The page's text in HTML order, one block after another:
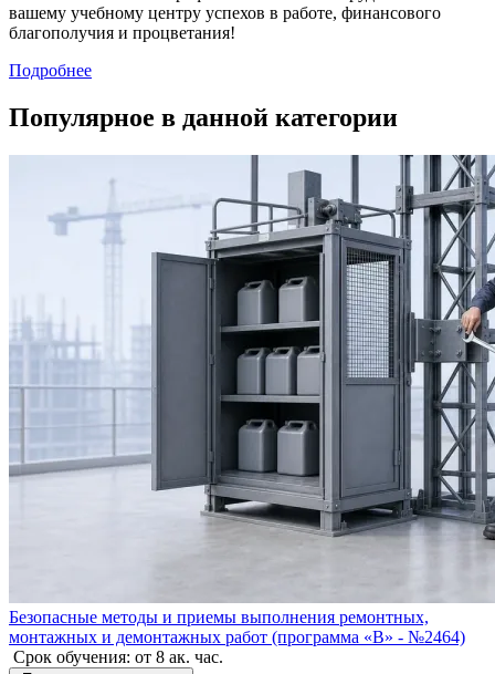
вашему учебному центру успехов в работе, финансового
благополучия и процветания!
Подробнее
Популярное в данной категории
Безопасные методы и приемы выполнения ремонтных,
монтажных и демонтажных работ (программа «В» - №2464)
Срок обучения: от 8 ак. час.